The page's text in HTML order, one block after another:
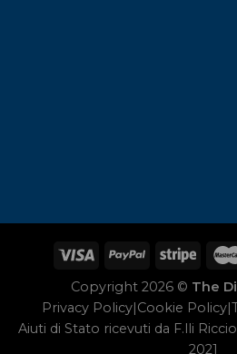
Copyright 2026 © The
Privacy Policy|Cookie Policy|
Aiuti di Stato ricevuti da F.lli
2021